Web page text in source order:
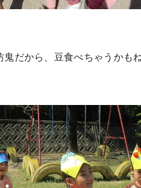
鬼だから、豆食べちゃうかも